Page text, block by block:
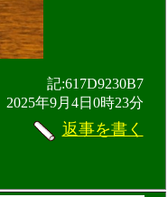
記:617D9230B7
2025年9月4日0時23分
返事を書く